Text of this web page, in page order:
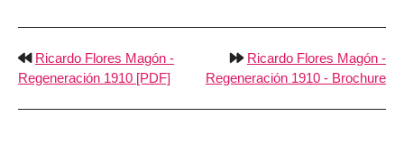
Ricardo Flores Magón -
Regeneración 1910 [PDF]
Ricardo Flores Magón -
Regeneración 1910 - Brochure